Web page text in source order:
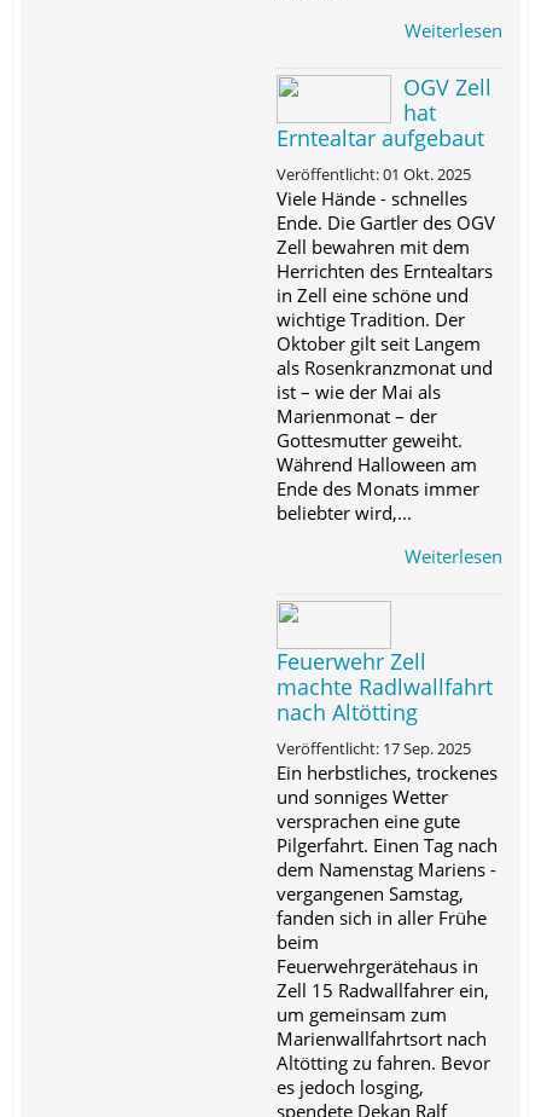
Weiterlesen
OGV Zell
hat
Erntealtar aufgebaut
Veröffentlicht: 01 Okt. 2025
Viele Hände - schnelles
Ende. Die Gartler des OGV
Zell bewahren mit dem
Herrichten des Erntealtars
in Zell eine schöne und
wichtige Tradition. Der
Oktober gilt seit Langem
als Rosenkranzmonat und
ist – wie der Mai als
Marienmonat – der
Gottesmutter geweiht.
Während Halloween am
Ende des Monats immer
beliebter wird,...
Weiterlesen
Feuerwehr Zell
machte Radlwallfahrt
nach Altötting
Veröffentlicht: 17 Sep. 2025
Ein herbstliches, trockenes
und sonniges Wetter
versprachen eine gute
Pilgerfahrt. Einen Tag nach
dem Namenstag Mariens -
vergangenen Samstag,
fanden sich in aller Frühe
beim
Feuerwehrgerätehaus in
Zell 15 Radwallfahrer ein,
um gemeinsam zum
Marienwallfahrtsort nach
Altötting zu fahren. Bevor
es jedoch losging,
spendete Dekan Ralf